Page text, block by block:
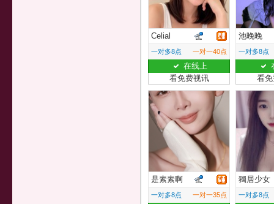
Celial
一对多8点 一对一40点
在线上
看免费视讯
池晚晚
一对多8点
看
是素素啊
一对多8点 一对一35点
獨居少女
一对多8点